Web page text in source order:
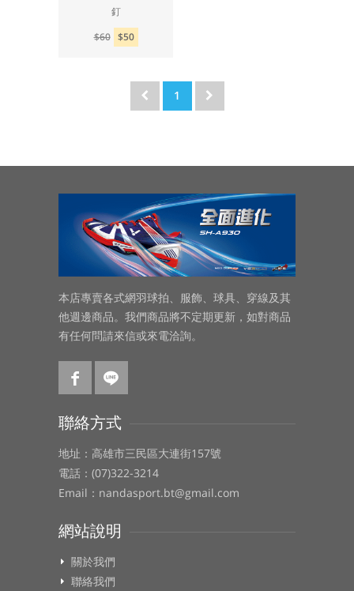
釘
$60 $50
1
本店專賣各式網羽球拍、服飾、球具、穿線及其
他週邊商品。我們商品將不定期更新，如對商品
有任何問請來信或來電洽詢。
聯絡方式
地址：高雄市三民區大連街157號
電話：(07)322-3214
Email：nandasport.bt@gmail.com
網站說明
關於我們
聯絡我們